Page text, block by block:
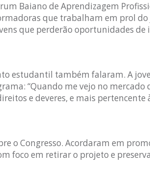
Baiano de Aprendizagem
que trabalham em prol do
que perderão oportunidades de
estudantil também falaram. A
“Quando me vejo no mercado
e deveres, e mais pertencente
o Congresso. Acordaram em
foco em retirar o projeto e